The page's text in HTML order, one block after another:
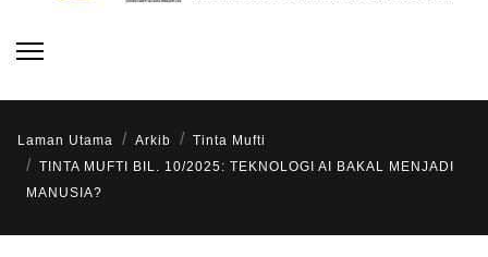
Laman Utama Arkib
Tinta Mufti
TINTA MUFTI BIL. 10/2025: TEKNOLOGI AI BAKAL MENJADI
MANUSIA?